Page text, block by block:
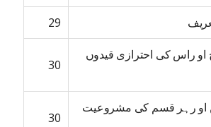
29
راس کی احترازی قیدوں
30
او رہر قسم کی مشروعیت
30